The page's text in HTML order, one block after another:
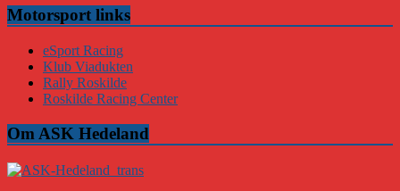
Motorsport links
eSport Racing
Klub Viadukten
Rally Roskilde
Roskilde Racing Center
Om ASK Hedeland